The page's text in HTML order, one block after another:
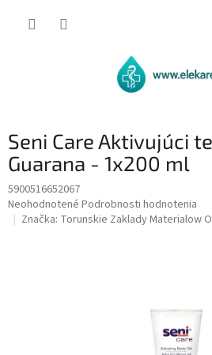
Seni Care Aktivujúci
Guarana - 1x200 ml
5900516652067
Priemerné
hodnotenie
Neohodnotené Podrobnosti hodnotenia
Značka: Torunskie Zaklady Materialow